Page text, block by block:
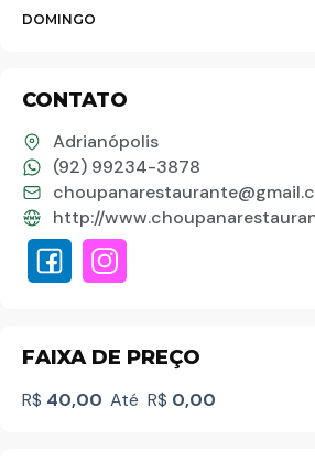
DOMINGO
CONTATO
Adrianópolis
(92) 99234-3878
http://
FAIXA DE PREÇO
R$ 40,00 Até R$ 0,00
Palavra do
Abrasel